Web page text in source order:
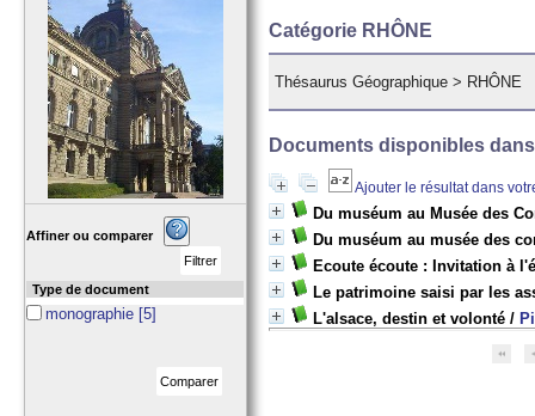
Catégorie RHÔNE
Thésaurus Géographique > RHÔNE
Documents disponibles
Ajouter le résultat dans
Du muséum au Musée des
Du muséum au musée des
Ecoute écoute : Invitation à
Le patrimoine saisi par les
L'alsace, destin et volonté /
Affiner ou comparer
Type de document
monographie [5]